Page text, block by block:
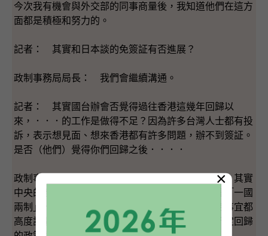
今次我有機會與外交部的同事商量後，我知道他們在這方
面都是積極和努力的。
記者： 其實和日本談的免簽証有否進展？
政制事務局局長： 我們會繼續溝通。
記者： 其實國台辦會否覺得過往香港這幾年回歸以
來，．．．的工作是做得不足？因為許多台灣人士都有投
訴，表示想見面、想來香港都有許多問題，辦不到簽証。
是否（他們）覺得你們回歸之後．．．．
政制事務局局長： 完全沒有這方面的想法或意見。其實
中央的部門對香港在回歸以後按照《基本法》落實「一國
兩制」、處理香港內部事務、對外關係，處理對台事宜都
高度評價，也認為我們完全按照得到中央為香港所定回歸
×